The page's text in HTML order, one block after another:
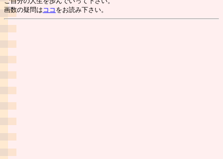
画数の疑問は ココ をお読み下さい。